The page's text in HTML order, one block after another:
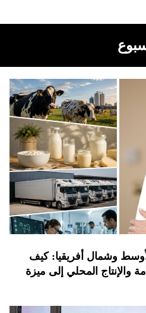
وشمال أفريقيا: كيف
والإنتاج المحلي إلى ميزة